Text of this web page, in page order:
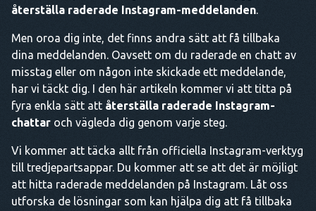
återställa raderade Instagram-meddelanden.
Men oroa dig inte, det finns andra sätt att få tillbaka
dina meddelanden. Oavsett om du raderade en chatt av
misstag eller om någon inte skickade ett meddelande,
har vi täckt dig. I den här artikeln kommer vi att titta på
fyra enkla sätt att återställa raderade Instagram-
chattar och vägleda dig genom varje steg.
Vi kommer att täcka allt från officiella Instagram-verktyg
till tredjepartsappar. Du kommer att se att det är möjligt
att hitta raderade meddelanden på Instagram. Låt oss
utforska de lösningar som kan hjälpa dig att få tillbaka